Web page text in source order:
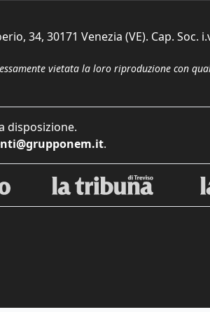
34, 30171 Venezia (VE). Cap. Soc.
vietata la loro riproduzione con
disposizione.
.